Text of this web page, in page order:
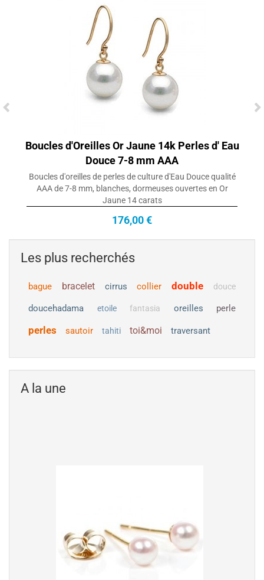
Boucles d'Oreilles Or Jaune 14k Perles d' Eau
Douce 7-8 mm AAA
Boucles d'oreilles de perles de culture d'Eau Douce qualité
AAA de 7-8 mm, blanches, dormeuses ouvertes en Or
Jaune 14 carats
176,00 €
Les plus recherchés
bague bracelet cirrus collier double douce
doucehadama etoile fantasia oreilles perle
perles sautoir tahiti toi&moi traversant
A la une
Boucles d'Oreilles de perles d'Eau Douce